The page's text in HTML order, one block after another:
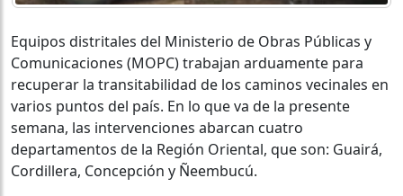
Equipos distritales del Ministerio de Obras Públicas y
Comunicaciones (MOPC) trabajan arduamente para
recuperar la transitabilidad de los caminos vecinales en
varios puntos del país. En lo que va de la presente
semana, las intervenciones abarcan cuatro
departamentos de la Región Oriental, que son: Guairá,
Cordillera, Concepción y Ñeembucú.